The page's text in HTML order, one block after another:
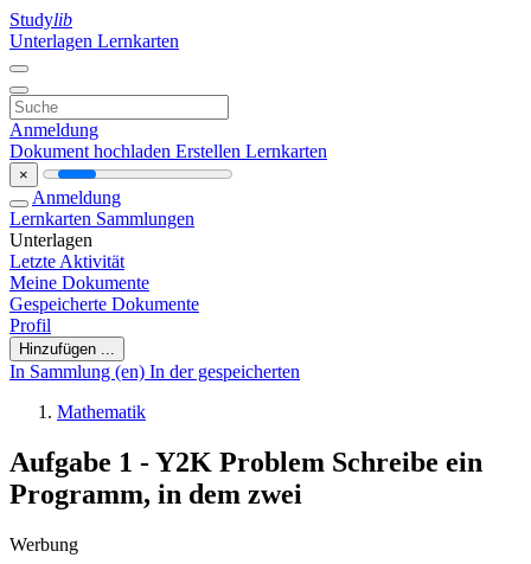
Studylib
Unterlagen Lernkarten
Anmeldung
Dokument hochladen Erstellen Lernkarten
×
Anmeldung
Lernkarten Sammlungen
Unterlagen
Letzte Aktivität
Meine Dokumente
Gespeicherte Dokumente
Profil
Hinzufügen ...
In Sammlung (en) In der gespeicherten
Mathematik
Aufgabe 1 - Y2K Problem Schreibe ein
Programm, in dem zwei
Werbung